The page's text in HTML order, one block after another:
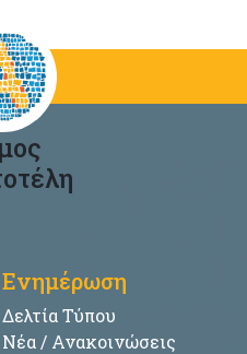
Ενημέρωση
Δελτία Τύπου
Νέα / Ανακοινώσεις